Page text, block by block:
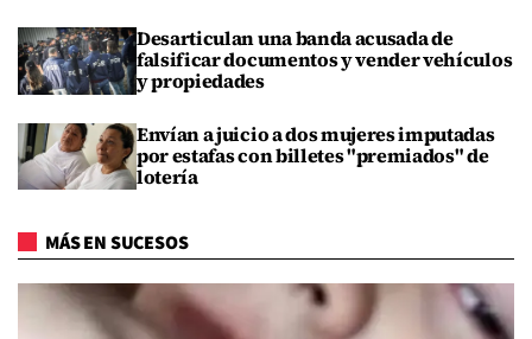
Desarticulan una banda acusada de
falsificar documentos y vender vehículos
y propiedades
Envían a juicio a dos mujeres imputadas
por estafas con billetes "premiados" de
lotería
MÁS EN SUCESOS